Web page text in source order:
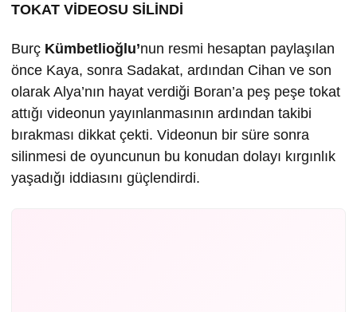
TOKAT VİDEOSU SİLİNDİ
Burç Kümbetlioğlu’nun resmi hesaptan paylaşılan
önce Kaya, sonra Sadakat, ardından Cihan ve son
olarak Alya’nın hayat verdiği Boran’a peş peşe tokat
attığı videonun yayınlanmasının ardından takibi
bırakması dikkat çekti. Videonun bir süre sonra
silinmesi de oyuncunun bu konudan dolayı kırgınlık
yaşadığı iddiasını güçlendirdi.